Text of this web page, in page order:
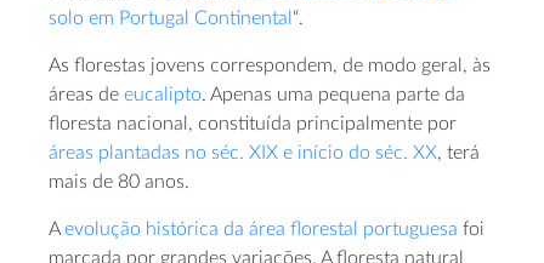
solo em Portugal Continental “.
As florestas jovens correspondem, de modo geral, às
áreas de eucalipto. Apenas uma pequena parte da
floresta nacional, constituída principalmente por
áreas plantadas no séc. XIX e início do séc. XX, terá
mais de 80 anos.
Aevolução histórica da área florestal portuguesa foi
marcada por grandes variações. A floresta natural